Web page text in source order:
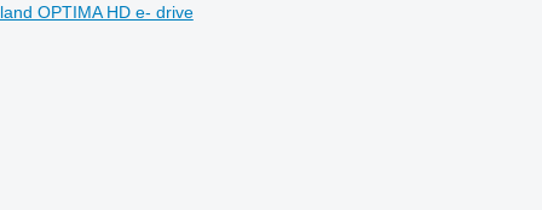
OPTIMA HD e- drive